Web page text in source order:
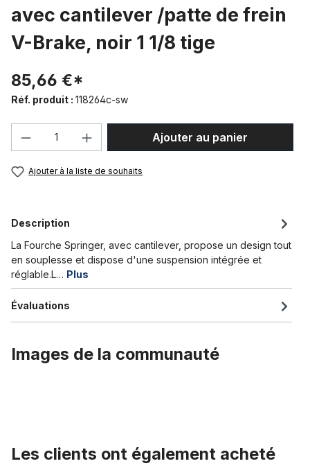
avec cantilever /patte de frein
V-Brake, noir 1 1/8 tige
85,66 €*
Réf. produit : 118264c-sw
Quantité de produit : Entrez la
Ajouter au panier
Ajouter à la liste de souhaits
Description
La Fourche Springer, avec cantilever, propose un design tout
en souplesse et dispose d'une suspension intégrée et
réglable.L… Plus
Évaluations
Images de la communauté
Les clients ont également acheté